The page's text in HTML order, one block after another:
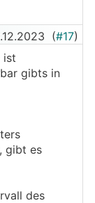
(#17)
ist
gibts in
gibt es
des